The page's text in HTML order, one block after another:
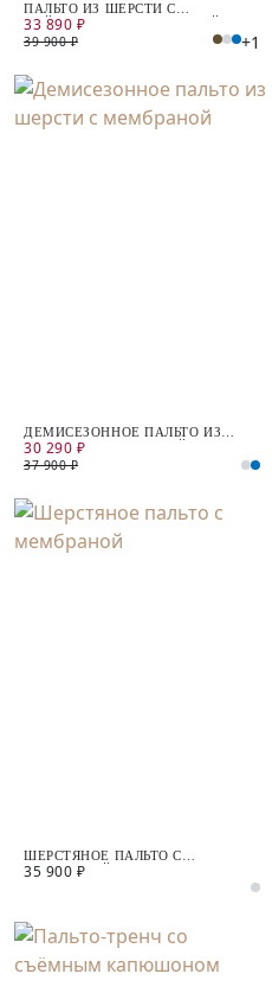
ПАЛЬТО ИЗ ШЕРСТИ С
ПАЙЕТКАМИ И МЕМБРАНОЙ
33 890 ₽
39 900 ₽ +1
ДЕМИСЕЗОННОЕ ПАЛЬТО ИЗ
ШЕРСТИ С МЕМБРАНОЙ
30 290 ₽
37 900 ₽
ШЕРСТЯНОЕ ПАЛЬТО С
МЕМБРАНОЙ
35 900 ₽